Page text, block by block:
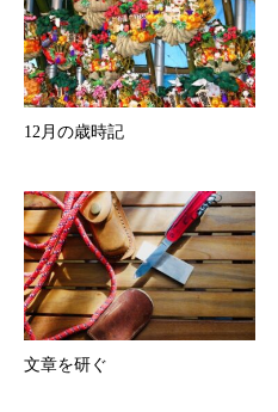
12月の歳時記
文章を研ぐ